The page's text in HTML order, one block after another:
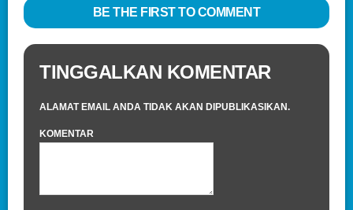
BE THE FIRST TO COMMENT
TINGGALKAN KOMENTAR
ALAMAT EMAIL ANDA TIDAK AKAN DIPUBLIKASIKAN.
KOMENTAR